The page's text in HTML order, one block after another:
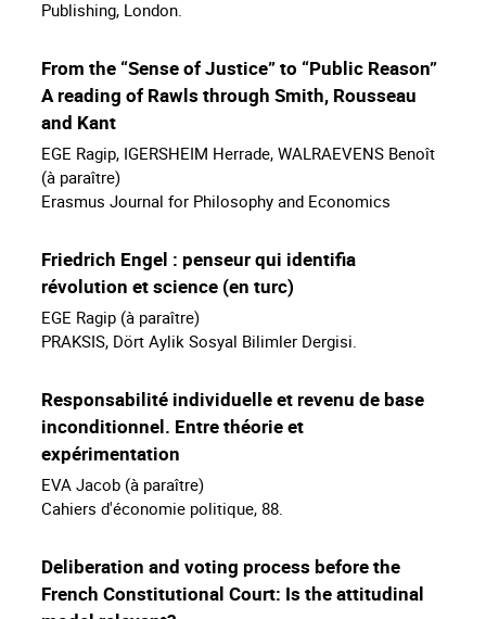
Publishing, London.
From the “Sense of Justice” to “Public Reason”
A reading of Rawls through Smith, Rousseau
and Kant
EGE Ragip, IGERSHEIM Herrade, WALRAEVENS Benoît
(à paraître)
Erasmus Journal for Philosophy and Economics
Friedrich Engel : penseur qui identifia
révolution et science (en turc)
EGE Ragip (à paraître)
PRAKSIS, Dört Aylik Sosyal Bilimler Dergisi.
Responsabilité individuelle et revenu de base
inconditionnel. Entre théorie et
expérimentation
EVA Jacob (à paraître)
Cahiers d'économie politique, 88.
Deliberation and voting process before the
French Constitutional Court: Is the attitudinal